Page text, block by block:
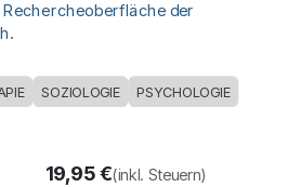
der
SOZIOLOGIE PSYCHOLOGIE
19,95€(inkl. Steuern)